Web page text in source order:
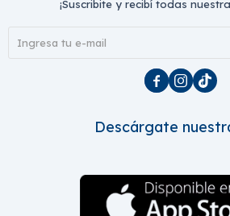
¡Suscribite y recibí todas
  
Descárgate